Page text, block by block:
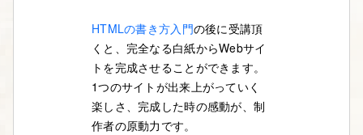
HTMLの書き方入門の後に受講頂
くと、完全なる白紙からWebサイ
トを完成させることができます。
1つのサイトが出来上がっていく
楽しさ、完成した時の感動が、制
作者の原動力です。